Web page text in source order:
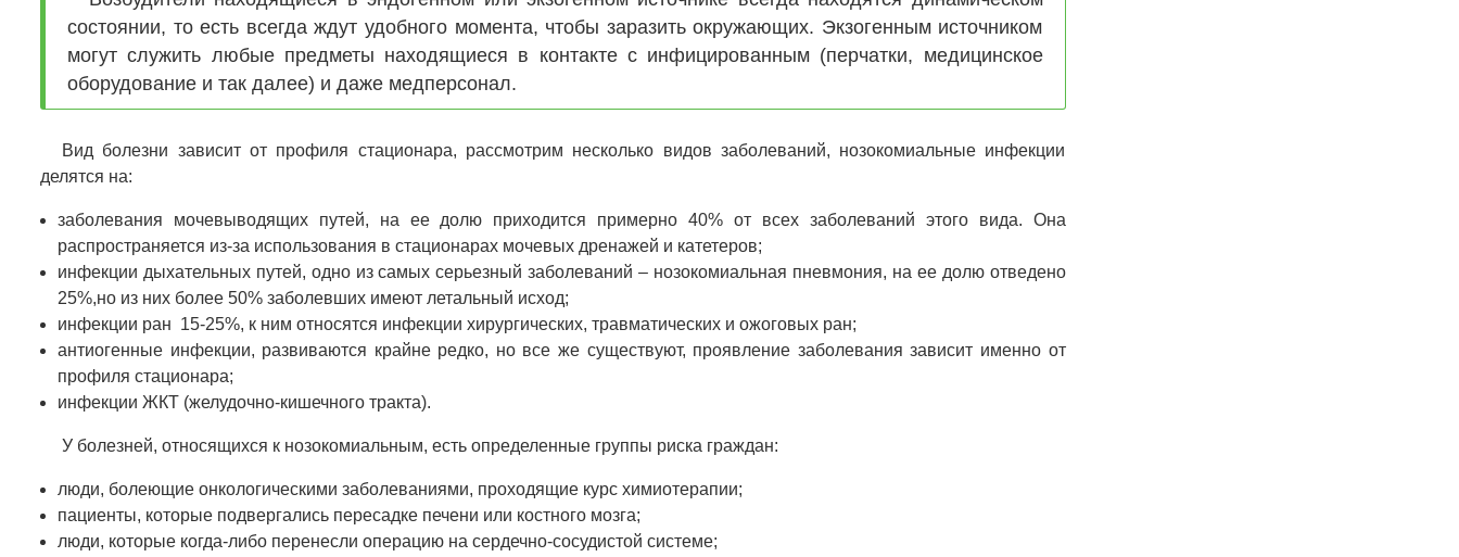
состоянии, то есть всегда ждут удобного момента, чтобы заразить окружающих. Экзогенным источником
могут служить любые предметы находящиеся в контакте с инфицированным (перчатки, медицинское
оборудование и так далее) и даже медперсонал.
Вид болезни зависит от профиля стационара, рассмотрим несколько видов заболеваний, нозокомиальные инфекции
делятся на:
заболевания мочевыводящих путей, на ее долю приходится примерно 40% от всех заболеваний этого вида. Она
распространяется из-за использования в стационарах мочевых дренажей и катетеров;
инфекции дыхательных путей, одно из самых серьезный заболеваний – нозокомиальная пневмония, на ее долю отведено
25%,но из них более 50% заболевших имеют летальный исход;
инфекции ран 15-25%, к ним относятся инфекции хирургических, травматических и ожоговых ран;
антиогенные инфекции, развиваются крайне редко, но все же существуют, проявление заболевания зависит именно от
профиля стационара;
инфекции ЖКТ (желудочно-кишечного тракта).
У болезней, относящихся к нозокомиальным, есть определенные группы риска граждан:
люди, болеющие онкологическими заболеваниями, проходящие курс химиотерапии;
пациенты, которые подвергались пересадке печени или костного мозга;
люди, которые когда-либо перенесли операцию на сердечно-сосудистой системе;